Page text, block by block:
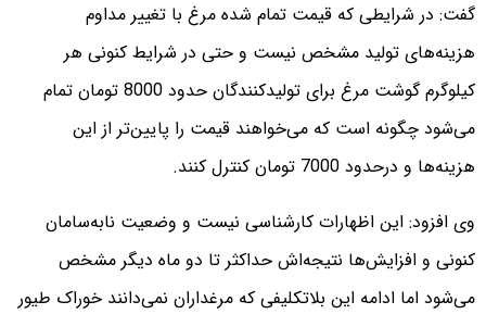
گفت: در شرایطی که قیمت تمام شده مرغ با تغییر مداوم
هزینه‌های تولید مشخص نیست و حتی در شرایط کنونی هر
کیلوگرم گوشت مرغ برای تولیدکنندگان حدود 8000 تومان تمام
می‌شود چگونه است که می‌خواهند قیمت را پایین‌تر از این
هزینه‌ها و درحدود 7000 تومان کنترل کنند.
وی افزود:‌ این اظهارات کارشناسی نیست و وضعیت نابه‌سامان
کنونی و افزایش‌ها نتیجه‌اش حداکثر تا دو ماه دیگر مشخص
می‌شود اما ادامه این بلاتکلیفی که مرغداران نمی‌دانند خوراک طیور